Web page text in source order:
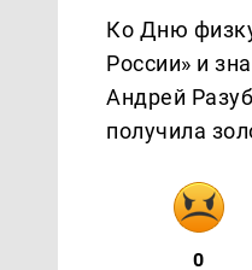
Ко Дню
России» и
Андрей
получила
0